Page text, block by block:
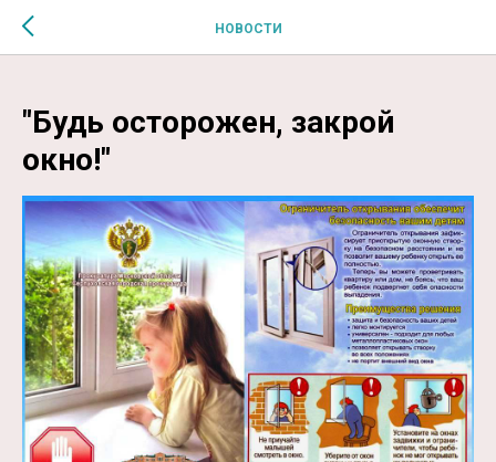
$MESSAGE$
НОВОСТИ
"Будь осторожен, закрой
окно!"